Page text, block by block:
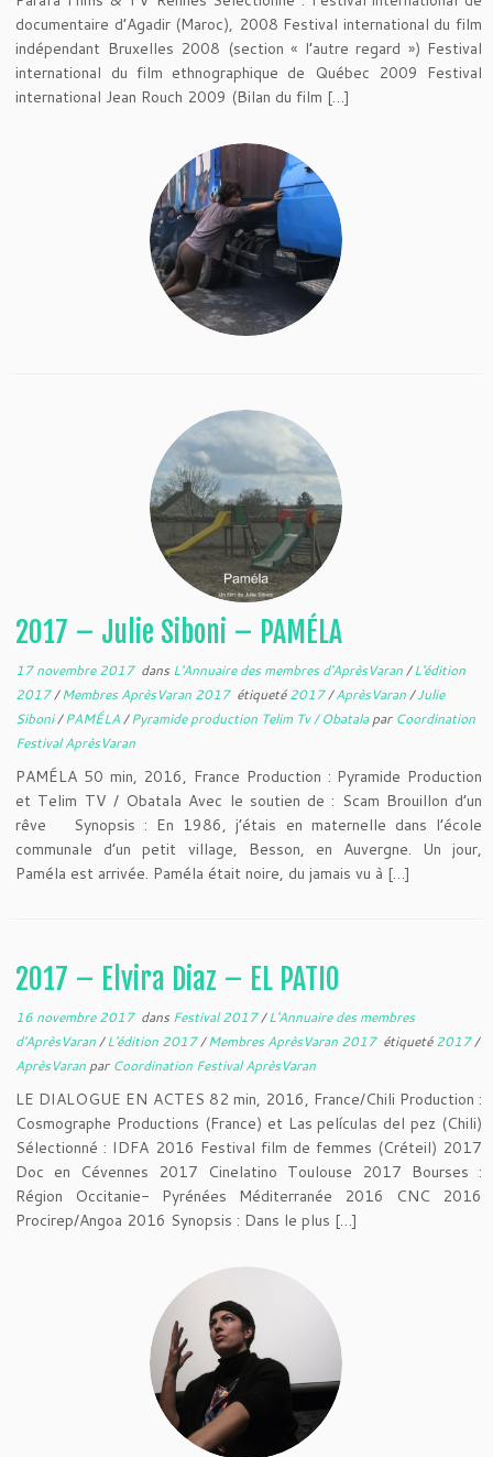
documentaire d’Agadir (Maroc), 2008 Festival international du film
indépendant Bruxelles 2008 (section « l’autre regard ») Festival
international du film ethnographique de Québec 2009 Festival
international Jean Rouch 2009 (Bilan du film […]
2017 – Julie Siboni – PAMÉLA
17 novembre 2017dans L'Annuaire des membres d'AprèsVaran/L'édition
2017/Membres AprèsVaran 2017 étiqueté2017/AprèsVaran/Julie
Siboni/PAMÉLA/Pyramide production Telim Tv / Obatalapar Coordination
Festival AprèsVaran
PAMÉLA 50 min, 2016, France Production : Pyramide Production
et Telim TV / Obatala Avec le soutien de : Scam Brouillon d’un
rêve Synopsis : En 1986, j’étais en maternelle dans l’école
communale d’un petit village, Besson, en Auvergne. Un jour,
Paméla est arrivée. Paméla était noire, du jamais vu à […]
2017 – Elvira Diaz – EL PATIO
16 novembre 2017dans Festival 2017/L'Annuaire des membres
d'AprèsVaran/L'édition 2017/Membres AprèsVaran 2017 étiqueté2017/
AprèsVaran par Coordination Festival AprèsVaran
LE DIALOGUE EN ACTES 82 min, 2016, France/Chili Production :
Cosmographe Productions (France) et Las películas del pez (Chili)
Sélectionné : IDFA 2016 Festival film de femmes (Créteil) 2017
Doc en Cévennes 2017 Cinelatino Toulouse 2017 Bourses :
Région Occitanie- Pyrénées Méditerranée 2016 CNC 2016
Procirep/Angoa 2016 Synopsis : Dans le plus […]